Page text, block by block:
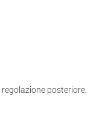
posteriore.